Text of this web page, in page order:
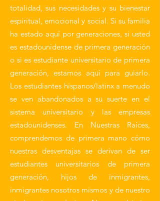
totalidad, sus necesidades y su bienestar
espiritual, emocional y social. Si su familia
ha estado aquí por generaciones, si usted
es estadounidense de primera generación
o si es estudiante universitario de primera
generación, estamos aquí para guiarlo.
Los estudiantes hispanos/latinx a menudo
se ven abandonados a su suerte en el
sistema universitario y las empresas
estadounidenses. En Nuestras Raíces,
comprendemos de primera mano cómo
nuestras desventajas se derivan de ser
estudiantes universitarios de primera
generación, hijos de inmigrantes,
inmigrantes nosotros mismos y de nuestro